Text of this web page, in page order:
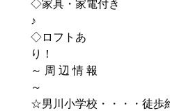
◇家具・家電付き
◇ロフトあ
～ 周 辺 情 報
☆男川小学校・・・・徒歩